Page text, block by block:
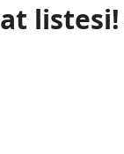
listesi!